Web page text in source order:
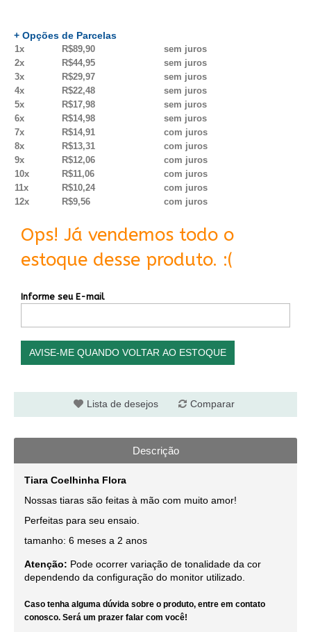
+ Opções de Parcelas
1x R$89,90
sem juros
2x
R$44,95
sem juros
3x
R$29,97
sem juros
4x
R$22,48
sem juros
5x
R$17,98
sem juros
6x
R$14,98
sem juros
7x
R$14,91
com juros
8x
R$13,31
com juros
9x
R$12,06
com juros
10x
R$11,06
com juros
11x
R$10,24
com juros
12x
R$9,56 com juros
Ops! Já vendemos todo o
estoque desse produto. :(
Informe seu E-mail
AVISE-ME QUANDO VOLTAR AO ESTOQUE
Lista de desejos Comparar
Descrição
Tiara Coelhinha Flora
Nossas tiaras são feitas à mão com muito amor!
Perfeitas para seu ensaio.
tamanho: 6 meses a 2 anos
Atenção: Pode ocorrer variação de tonalidade da cor
dependendo da configuração do monitor utilizado.
Caso tenha alguma dúvida sobre o produto, entre em contato
conosco. Será um prazer falar com você!